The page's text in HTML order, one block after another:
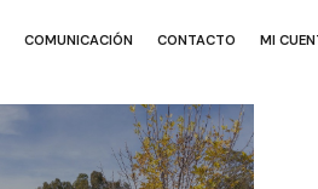
COMUNICACIÓN CONTACTO MI